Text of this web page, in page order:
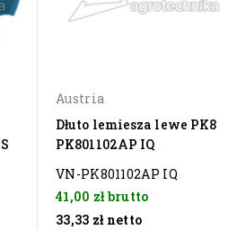
Austria
Dłuto lemiesza lewe PK8
PK801102AP IQ
VN-PK801102AP IQ
41,00 złbrutto
33,33 zł netto